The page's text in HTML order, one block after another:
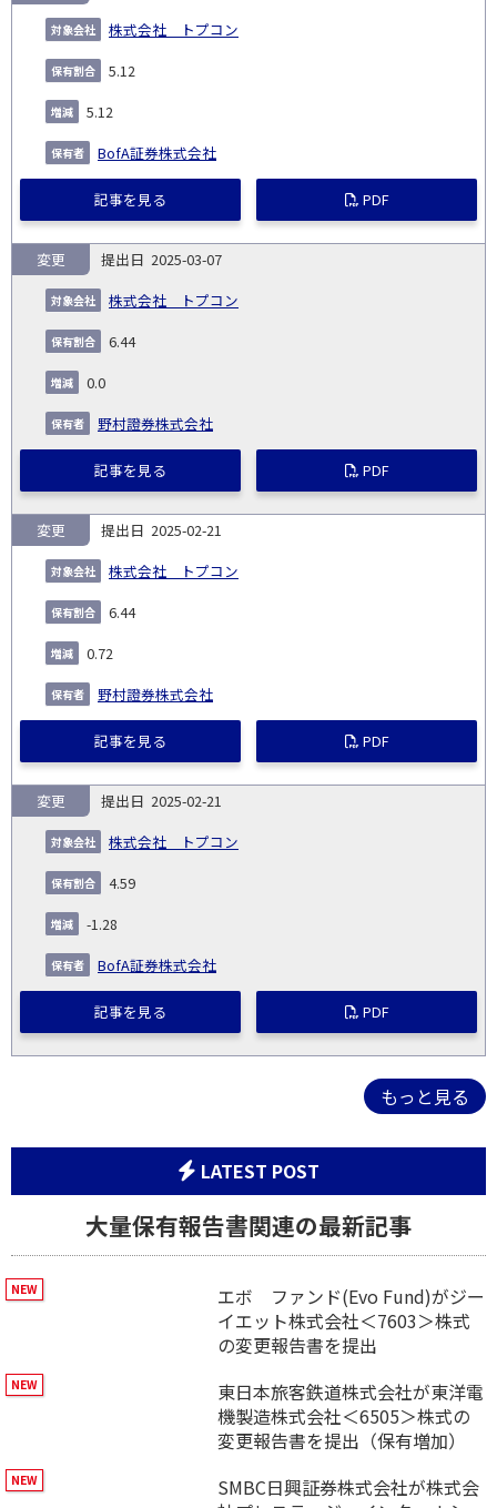
株式会社 トプコン
5.12
5.12
BofA証券株式会社
記事を見る PDF
2025-03-07
株式会社 トプコン
変更
6.44
0.0
野村證券株式会社
記事を見る PDF
2025-02-21
株式会社 トプコン
変更
6.44
0.72
野村證券株式会社
記事を見る PDF
2025-02-21
株式会社 トプコン
変更
4.59
-1.28
BofA証券株式会社
記事を見る PDF
もっと見る
LATEST POST
大量保有報告書関連の最新記事
エボ ファンド(Evo Fund)がジー
イエット株式会社＜7603＞株式
の変更報告書を提出
東日本旅客鉄道株式会社が東洋電
機製造株式会社＜6505＞株式の
変更報告書を提出（保有増加）
SMBC日興証券株式会社が株式会